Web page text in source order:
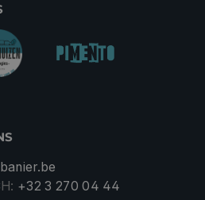
+32 3 270 04 44